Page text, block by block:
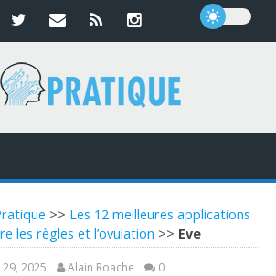
>> Les 12 meilleures applications
les règles et l’ovulation >> Eve
2025 Alain Roache 0